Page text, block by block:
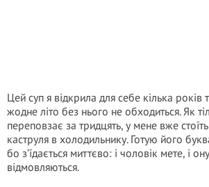
Цей суп я відкрила для себе кілька років
жодне літо без нього не обходиться. Як
переповзає за тридцять, у мене вже
каструля в холодильнику. Готую його
бо з’їдається миттєво: і чоловік мете, і
відмовляються.